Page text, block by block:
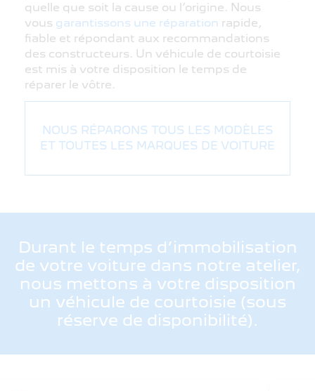
quelle que soit la cause ou l’origine. Nous
vous garantissons une réparation rapide,
fiable et répondant aux recommandations
des constructeurs. Un véhicule de courtoisie
est mis à votre disposition le temps de
réparer le vôtre.
NOUS RÉPARONS TOUS LES MODÈLES
ET TOUTES LES MARQUES DE VOITURE
Durant le temps d’immobilisation
de votre voiture dans notre atelier,
nous mettons à votre disposition
un véhicule de courtoisie (sous
réserve de disponibilité).